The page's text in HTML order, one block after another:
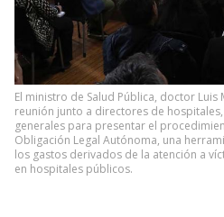
El ministro de Salud Pública, doctor Luis
reunión junto a directores de
generales para presentar el
Obligación Legal Autónoma, una
los gastos derivados de la atención a
en hospitales públicos.